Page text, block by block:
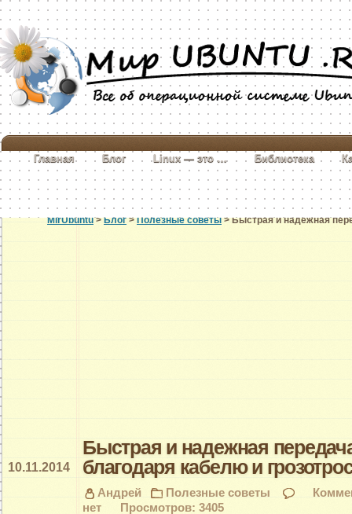
Главная Блог Linux — это … Библиотека
MirUbuntu>Блог>Полезные советы> Быстрая и надежная
Быстрая и надежная
благодаря кабелю и
10.11.2014
Андрей
Полезные советы
нет
Просмотров: 3405